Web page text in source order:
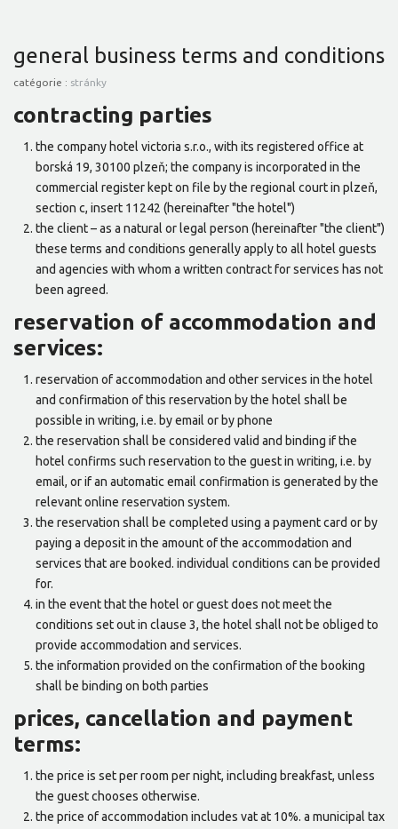
general business terms and conditions
catégorie : stránky
contracting parties
the company hotel victoria s.r.o., with its registered office at
borská 19, 30100 plzeň; the company is incorporated in the
commercial register kept on file by the regional court in plzeň,
section c, insert 11242 (hereinafter "the hotel")
the client – as a natural or legal person (hereinafter "the client")
these terms and conditions generally apply to all hotel guests
and agencies with whom a written contract for services has not
been agreed.
reservation of accommodation and
services:
reservation of accommodation and other services in the hotel
and confirmation of this reservation by the hotel shall be
possible in writing, i.e. by email or by phone
the reservation shall be considered valid and binding if the
hotel confirms such reservation to the guest in writing, i.e. by
email, or if an automatic email confirmation is generated by the
relevant online reservation system.
the reservation shall be completed using a payment card or by
paying a deposit in the amount of the accommodation and
services that are booked. individual conditions can be provided
for.
in the event that the hotel or guest does not meet the
conditions set out in clause 3, the hotel shall not be obliged to
provide accommodation and services.
the information provided on the confirmation of the booking
shall be binding on both parties
prices, cancellation and payment
terms:
the price is set per room per night, including breakfast, unless
the guest chooses otherwise.
the price of accommodation includes vat at 10%. a municipal tax